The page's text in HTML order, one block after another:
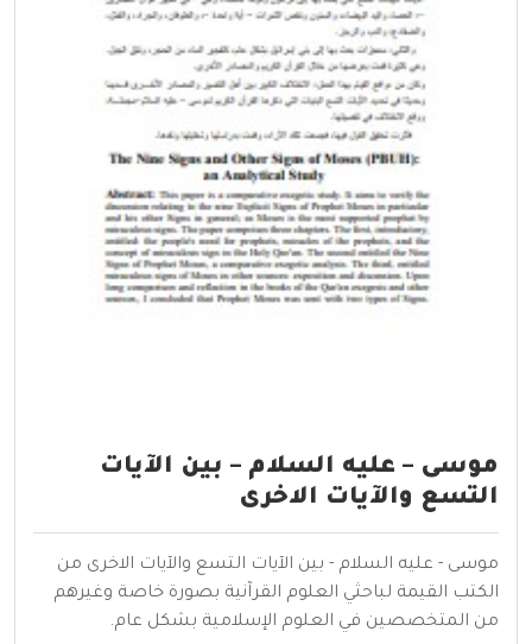
موسى – عليه السلام – بين الآيات
التسع والآيات الاخرى
موسى - عليه السلام - بين الآيات التسع والآيات الاخرى من
الكتب القيمة لباحثي العلوم القرآنية بصورة خاصة وغيرهم
من المتخصصين في العلوم الإسلامية بشكل عام.